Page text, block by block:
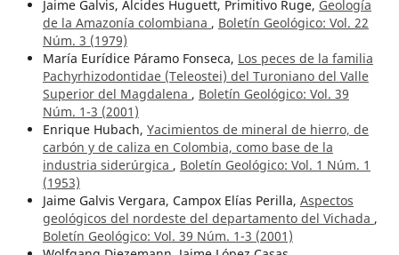
Jaime Galvis, Alcides Huguett, Primitivo Ruge, Geología
de la Amazonía colombiana , Boletín Geológico: Vol. 22
Núm. 3 (1979)
María Eurídice Páramo Fonseca, Los peces de la familia
Pachyrhizodontidae (Teleostei) del Turoniano del Valle
Superior del Magdalena , Boletín Geológico: Vol. 39
Núm. 1-3 (2001)
Enrique Hubach, Yacimientos de mineral de hierro, de
carbón y de caliza en Colombia, como base de la
industria siderúrgica , Boletín Geológico: Vol. 1 Núm. 1
(1953)
Jaime Galvis Vergara, Campox Elías Perilla, Aspectos
geológicos del nordeste del departamento del Vichada ,
Boletín Geológico: Vol. 39 Núm. 1-3 (2001)